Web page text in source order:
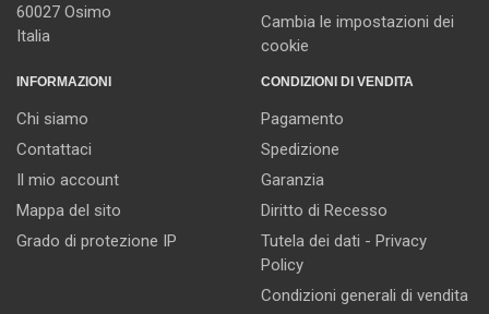
60027 Osimo
Italia
Cambia le impostazioni dei
cookie
INFORMAZIONI
Chi siamo
Contattaci
Il mio account
Mappa del sito
Grado di protezione IP
CONDIZIONI DI VENDITA
Pagamento
Spedizione
Garanzia
Diritto di Recesso
Tutela dei dati - Privacy
Policy
Condizioni generali di vendita